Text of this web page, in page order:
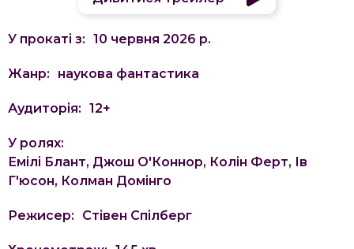
У прокаті з: 10 червня 2026 р.
Жанр: наукова фантастика
Аудиторія: 12+
У ролях:
Емілі Блант, Джош О'Коннор, Колін Ферт, Ів
Г'юсон, Колман Домінго
Режисер: Стівен Спілберг